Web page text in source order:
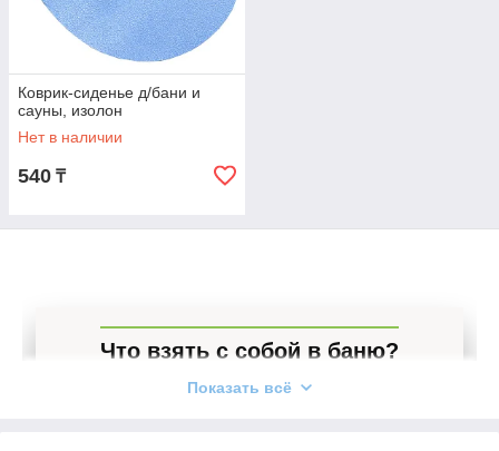
Коврик-сиденье д/бани и
сауны, изолон
Нет в наличии
540 ₸
Что взять с собой в баню?
У опытных парильщиков всегда есть готовый
Показать всё